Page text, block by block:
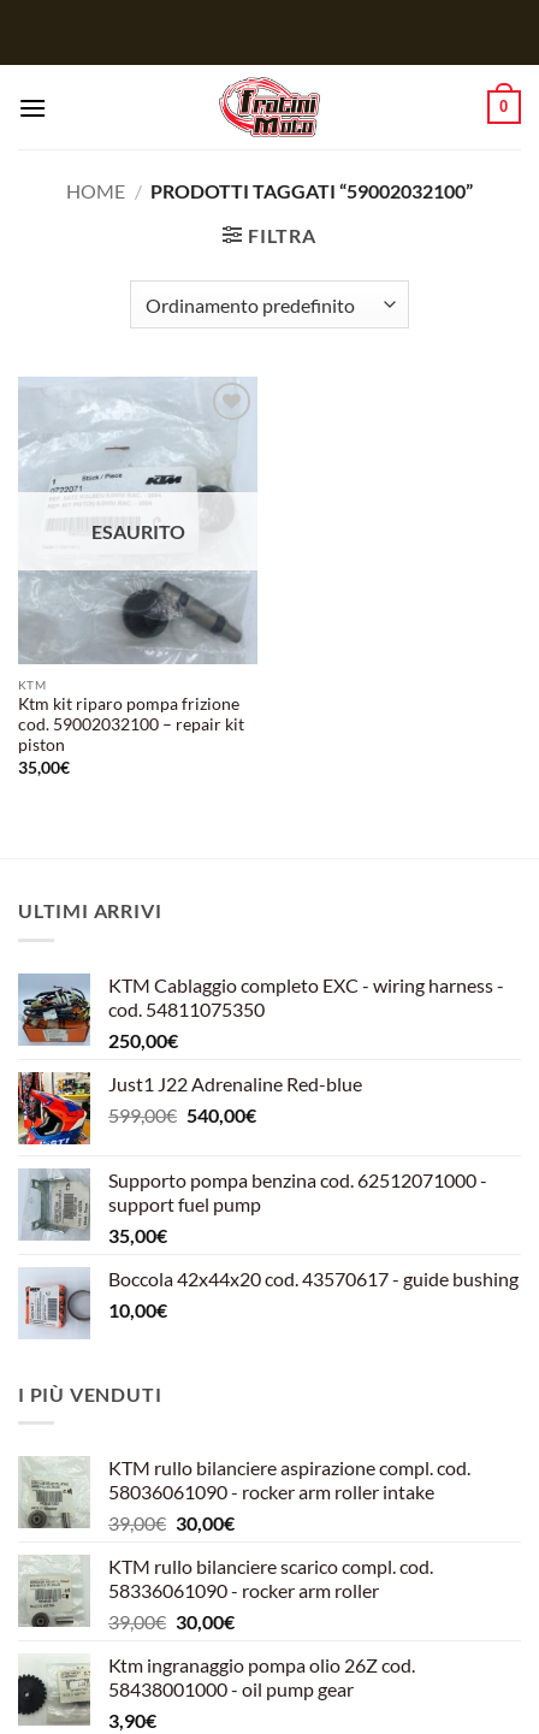
0
HOME / PRODOTTI TAGGATI “59002032100”
FILTRA
Aggiungi
dei
desideri
ESAURITO
KTM
Ktm kit riparo pompa frizione
cod. 59002032100 – repair kit
piston
35,00€
ULTIMI ARRIVI
KTM Cablaggio completo EXC - wiring harness -
cod. 54811075350
250,00€
Just1 J22 Adrenaline Red-blue
599,00€ Il
era:
599,00€.
540,00€Il
è:
540,00€.
Supporto pompa benzina cod. 62512071000 -
support fuel pump
35,00€
Boccola 42x44x20 cod. 43570617 - guide bushing
10,00€
I PIÙ VENDUTI
KTM rullo bilanciere aspirazione compl. cod.
58036061090 - rocker arm roller intake
39,00€ Il
originale
era:
39,00€.
30,00€Il
attuale
è:
30,00€.
KTM rullo bilanciere scarico compl. cod.
58336061090 - rocker arm roller
39,00€ Il
originale
era:
30,00€Il
attuale
è:
Ktm ingranaggio pompa olio 26Z cod.
58438001000 - oil pump gear
3,90€